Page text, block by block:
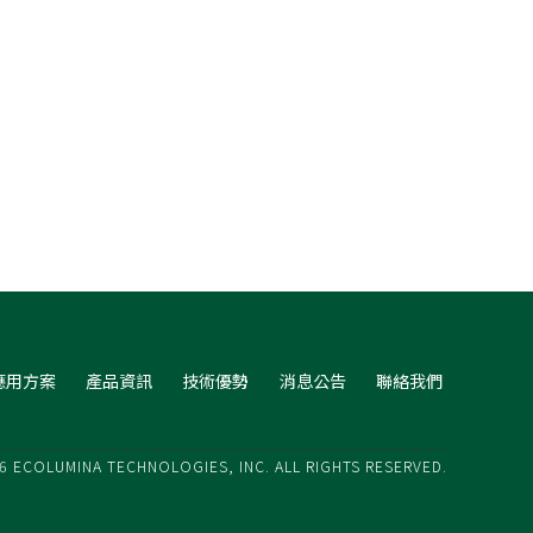
用方案 產品資訊 技術優勢 消息公告 聯絡我們
TECHNOLOGIES, INC. ALL RIGHTS RESERVED.